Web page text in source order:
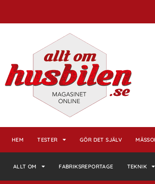
HEM TESTER GÖR DET SJÄLV
ALLT OM FABRIKSREPORTAGE TEKNIK